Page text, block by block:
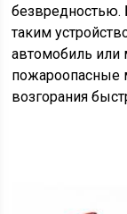
безвредностью.
таким
автомобиль или
пожароопасные
возгорания